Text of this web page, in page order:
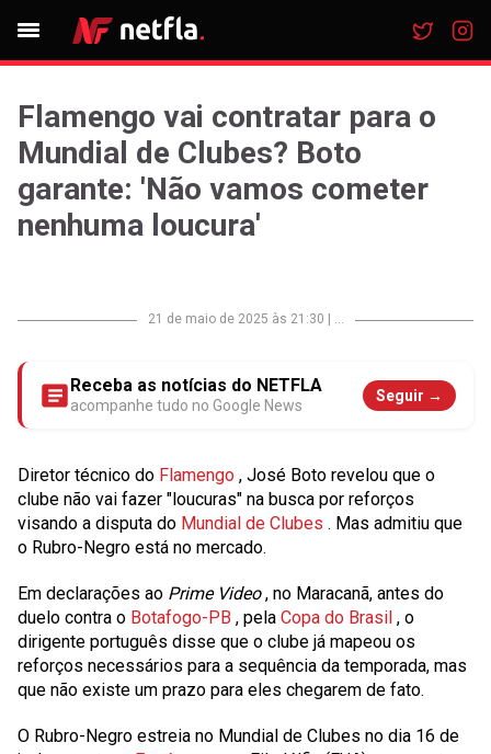
Flamengo vai contratar para o
Mundial de Clubes? Boto
garante: 'Não vamos cometer
nenhuma loucura'
21 de maio de 2025 às 21:30 ...
Receba as notícias do NETFLA
acompanhe tudo no Google News
Seguir →
Diretor técnico do Flamengo , José Boto revelou que o
clube não vai fazer "loucuras" na busca por reforços
visando a disputa do Mundial de Clubes . Mas admitiu que
o Rubro-Negro está no mercado.
Em declarações ao Prime Video, no Maracanã, antes do
duelo contra o Botafogo-PB , pela Copa do Brasil , o
dirigente português disse que o clube já mapeou os
reforços necessários para a sequência da temporada, mas
que não existe um prazo para eles chegarem de fato.
O Rubro-Negro estreia no Mundial de Clubes no dia 16 de